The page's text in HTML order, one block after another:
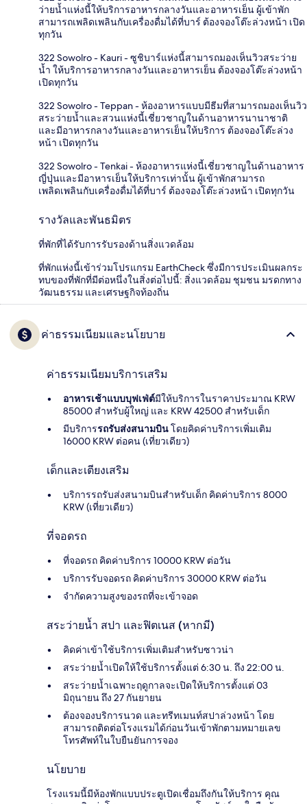
ว่ายน้ำแห่งนี้ให้บริการอาหารกลางวันและอาหารเย็น ผู้เข้าพัก
สามารถเพลิดเพลินกับเครื่องดื่มได้ที่บาร์ ต้องจองโต๊ะล่วงหน้า เปิด
ทุกวัน
322 Sowolro - Kauri - ซูชิบาร์แห่งนี้สามารถมองเห็นวิวสระว่าย
น้ำ ให้บริการอาหารกลางวันและอาหารเย็น ต้องจองโต๊ะล่วงหน้า
เปิดทุกวัน
322 Sowolro - Teppan - ห้องอาหารแบบมีธีมที่สามารถมองเห็นวิว
สระว่ายน้ำและสวนแห่งนี้เชี่ยวชาญในด้านอาหารนานาชาติ
และมีอาหารกลางวันและอาหารเย็นให้บริการ ต้องจองโต๊ะล่วง
หน้า เปิดทุกวัน
322 Sowolro - Tenkai - ห้องอาหารแห่งนี้เชี่ยวชาญในด้านอาหาร
ญี่ปุ่นและมีอาหารเย็นให้บริการเท่านั้น ผู้เข้าพักสามารถ
เพลิดเพลินกับเครื่องดื่มได้ที่บาร์ ต้องจองโต๊ะล่วงหน้า เปิดทุกวัน
รางวัลและพันธมิตร
ที่พักที่ได้รับการรับรองด้านสิ่งแวดล้อม
ที่พักแห่งนี้เข้าร่วมโปรแกรม EarthCheck ซึ่งมีการประเมินผลกระ
ทบของที่พักที่มีต่อหนึ่งในสิ่งต่อไปนี้: สิ่งแวดล้อม ชุมชน มรดกทาง
วัฒนธรรม และเศรษฐกิจท้องถิ่น
ค่าธรรมเนียมและนโยบาย
ค่าธรรมเนียมบริการเสริม
อาหารเช้าแบบบุฟเฟ่ต์มีให้บริการในราคาประมาณ KRW
85000 สำหรับผู้ใหญ่ และ KRW 42500 สำหรับเด็ก
มีบริการรถรับส่งสนามบินโดยคิดค่าบริการเพิ่มเติม
16000 KRW ต่อคน (เที่ยวเดียว)
เด็กและเตียงเสริม
บริการรถรับส่งสนามบินสำหรับเด็ก คิดค่าบริการ 8000
KRW (เที่ยวเดียว)
ที่จอดรถ
ที่จอดรถ คิดค่าบริการ 10000 KRW ต่อวัน
บริการรับจอดรถ คิดค่าบริการ 30000 KRW ต่อวัน
จำกัดความสูงของรถที่จะเข้าจอด
สระว่ายน้ำ สปา และฟิตเนส (หากมี)
คิดค่าเข้าใช้บริการเพิ่มเติมสำหรับซาวน่า
สระว่ายน้ำเปิดให้ใช้บริการตั้งแต่ 6:30 น. ถึง 22:00 น.
สระว่ายน้ำเฉพาะฤดูกาลจะเปิดให้บริการตั้งแต่ 03
มิถุนายน ถึง 27 กันยายน
ต้องจองบริการนวด และทรีทเมนท์สปาล่วงหน้า โดย
สามารถติดต่อโรงแรมได้ก่อนวันเข้าพักตามหมายเลข
โทรศัพท์ในใบยืนยันการจอง
นโยบาย
โรงแรมนี้มีห้องพักแบบประตูเปิดเชื่อมถึงกันให้บริการ คุณ